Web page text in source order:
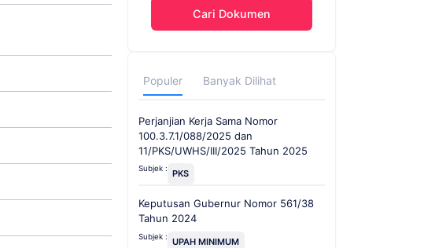
Cari Dokumen
Populer Banyak Dilihat
Perjanjian Kerja Sama Nomor
100.3.7.1/088/2025 dan
11/PKS/UWHS/III/2025 Tahun 2025
Subjek : PKS
Keputusan Gubernur Nomor 561/38
Tahun 2024
Subjek : UPAH MINIMUM